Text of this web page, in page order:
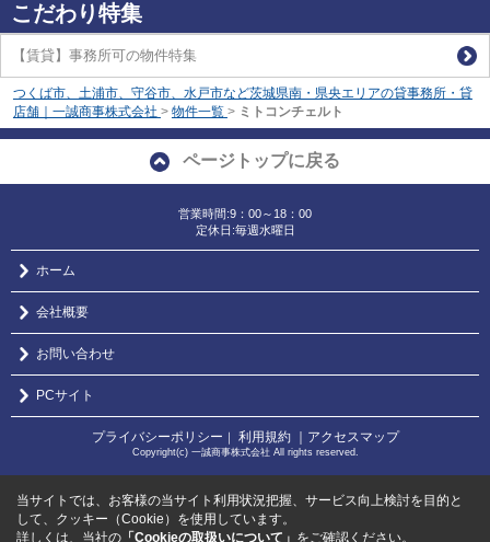
こだわり特集
【賃貸】事務所可の物件特集
つくば市、土浦市、守谷市、水戸市など茨城県南・県央エリアの貸事務所・貸
店舗｜一誠商事株式会社 > 物件一覧 > ミトコンチェルト
ページトップに戻る
営業時間:9：00～18：00
定休日:毎週水曜日
ホーム
会社概要
お問い合わせ
PCサイト
プライバシーポリシー 利用規約 ｜アクセスマップ
Copyright(c) 一誠商事株式会社 All rights reserved.
当サイトでは、お客様の当サイト利用状況把握、サービス向上検討を目的と
して、クッキー（Cookie）を使用しています。
詳しくは、当社の 「Cookieの取扱いについて」 をご確認ください。